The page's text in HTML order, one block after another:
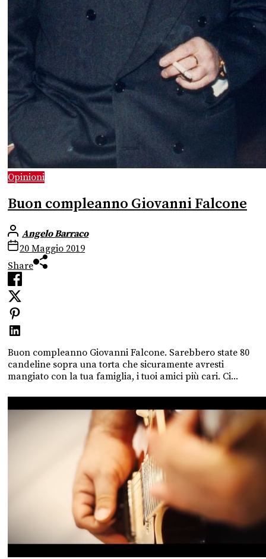
Opinioni
Buon compleanno Giovanni Falcone
Angelo Barraco
20 Maggio 2019
Share
Buon compleanno Giovanni Falcone. Sarebbero state 80
candeline sopra una torta che sicuramente avresti
mangiato con la tua famiglia, i tuoi amici più cari. Ci...